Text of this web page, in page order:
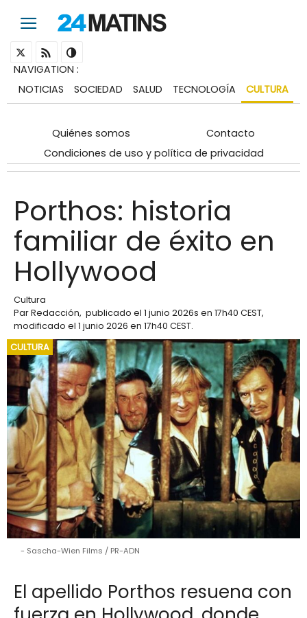
NAVIGATION :
NOTICIAS
SOCIEDAD SALUD TECNOLOGÍA CULTURA
Quiénes somos
Contacto
Condiciones de uso y política de privacidad
Porthos: historia
familiar de éxito en
Hollywood
Cultura
ParRedacción, publicado el 1 junio 2026s en 17h40 CEST,
modificado el 1 junio 2026 en 17h40 CEST.
CULTURA
Sascha-Wien Films / PR-ADN
El apellido Porthos resuena con